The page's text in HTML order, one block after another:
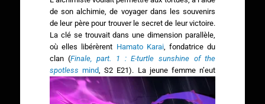
de son alchimie, de voyager dans les souvenirs
de leur père pour trouver le secret de leur victoire.
La clé se trouvait dans une dimension parallèle,
où elles libérèrent Hamato Karai, fondatrice du
clan (Finale, part. 1 : E-turtle sunshine of the
spotless mind, S2 E21). La jeune femme n’eut